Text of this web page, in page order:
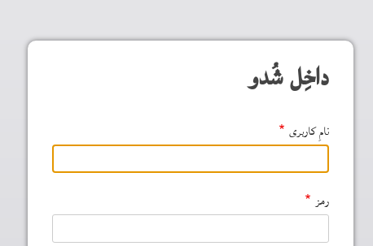
داخِل شُدو
نامِ کاربری
رمز